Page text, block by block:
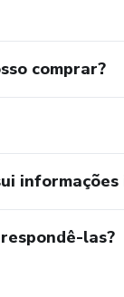
comprar?
informações
las?